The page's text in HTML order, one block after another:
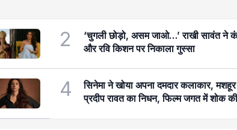
2
‘चुगली छोड़ो, असम जाओ…’ राखी सावंत ने
और रवि किशन पर निकाला गुस्सा
4
सिनेमा ने खोया अपना दमदार कलाकार,
प्रदीप रावत का निधन, फिल्म जगत में शोक